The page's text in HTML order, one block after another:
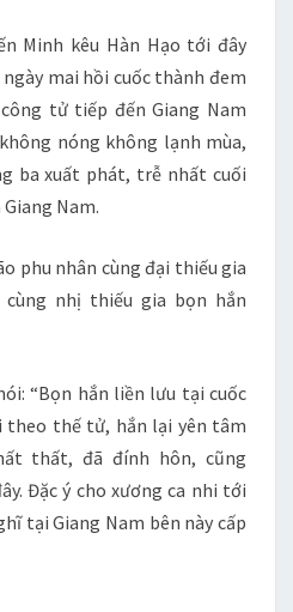
Minh kêu Hàn Hạo tới đây
mai hồi cuốc thành đem
tử tiếp đến Giang Nam
nóng không lạnh mùa,
ba xuất phát, trễ nhất cuối
Nam.
phu nhân cùng đại thiếu gia
nhị thiếu gia bọn hắn
“Bọn hắn liền lưu tại cuốc
theo thế tử, hắn lại yên tâm
thất, đã đính hôn, cũng
Đặc ý cho xương ca nhi tới
tại Giang Nam bên này cấp